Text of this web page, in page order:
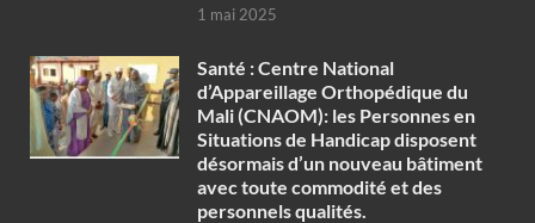
1 mai 2025
Santé : Centre National
d’Appareillage Orthopédique du
Mali (CNAOM): les Personnes en
Situations de Handicap disposent
désormais d’un nouveau bâtiment
avec toute commodité et des
personnels qualités.